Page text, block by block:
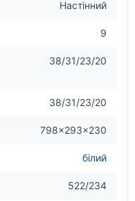
Настінний
9
38/31/23/20
38/31/23/20
798×293×230
білий
522/234